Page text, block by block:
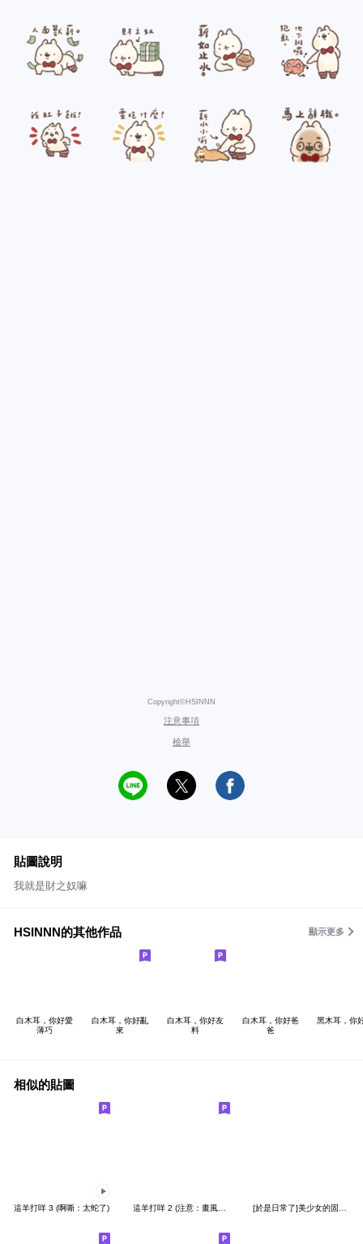
Copyright©HSINNN
注意事項
檢舉
貼圖說明
我就是財之奴嘛
HSINNN的其他作品 顯示更多
白木耳，你好愛
薄巧
白木耳，你好亂
來
白木耳，你好友
料
白木耳，你好爸
爸
黑木耳，你
相似的貼圖
這羊打咩 3 (啊嘶：太蛇了) 這羊打咩 2 (注意：畫風突變) [於是日常了]美少女的固有技能篇